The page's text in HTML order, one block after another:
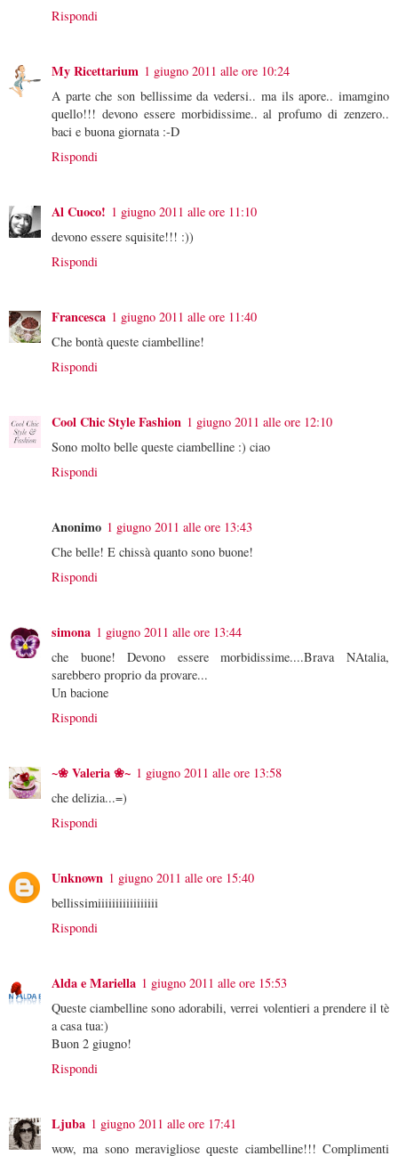
Rispondi
My Ricettarium 1 giugno 2011 alle ore 10:24
A parte che son bellissime da vedersi.. ma ils apore.. imamgino
quello!!! devono essere morbidissime.. al profumo di zenzero..
baci e buona giornata :-D
Rispondi
Al Cuoco! 1 giugno 2011 alle ore 11:10
devono essere squisite!!! :))
Rispondi
Francesca 1 giugno 2011 alle ore 11:40
Che bontà queste ciambelline!
Rispondi
Cool Chic Style Fashion 1 giugno 2011 alle ore 12:10
Sono molto belle queste ciambelline :) ciao
Rispondi
Anonimo 1 giugno 2011 alle ore 13:43
Che belle! E chissà quanto sono buone!
Rispondi
simona 1 giugno 2011 alle ore 13:44
che buone! Devono essere morbidissime....Brava NAtalia,
sarebbero proprio da provare...
Un bacione
Rispondi
~❀ Valeria ❀~ 1 giugno 2011 alle ore 13:58
che delizia...=)
Rispondi
Unknown 1 giugno 2011 alle ore 15:40
bellissimiiiiiiiiiiiiiiiii
Rispondi
Alda e Mariella 1 giugno 2011 alle ore 15:53
Queste ciambelline sono adorabili, verrei volentieri a prendere il tè
a casa tua:)
Buon 2 giugno!
Rispondi
Ljuba 1 giugno 2011 alle ore 17:41
wow, ma sono meravigliose queste ciambelline!!! Complimenti